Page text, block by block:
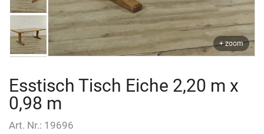
+ zoom
Esstisch Tisch Eiche 2,20 m x
0,98 m
Art. Nr.: 19696